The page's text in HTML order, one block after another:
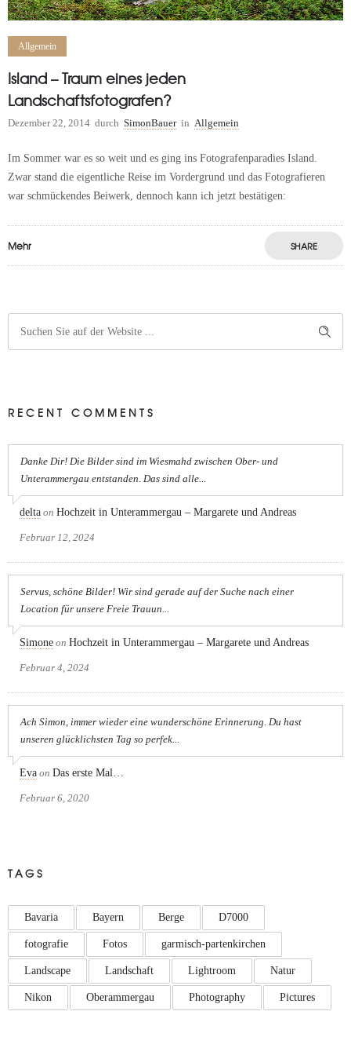
Allgemein
Island – Traum eines jeden
Landschaftsfotografen?
Dezember 22, 2014 durch SimonBauer in Allgemein
Im Sommer war es so weit und es ging ins Fotografenparadies Island.
Zwar stand die eigentliche Reise im Vordergrund und das Fotografieren
war schmückendes Beiwerk, dennoch kann ich jetzt bestätigen:
Mehr SHARE
RECENT COMMENTS
Danke Dir! Die Bilder sind im Wiesmahd zwischen Ober- und
Unterammergau entstanden. Das sind alle...
delta on Hochzeit in Unterammergau – Margarete und Andreas
Februar 12, 2024
Servus, schöne Bilder! Wir sind gerade auf der Suche nach einer
Location für unsere Freie Trauun...
Simone on Hochzeit in Unterammergau – Margarete und Andreas
Februar 4, 2024
Ach Simon, immer wieder eine wunderschöne Erinnerung. Du hast
unseren glücklichsten Tag so perfek...
Eva on Das erste Mal…
Februar 6, 2020
TAGS
Bavaria Bayern Berge D7000
fotografie Fotos garmisch-partenkirchen
Landscape Landschaft Lightroom Natur
Nikon Oberammergau Photography Pictures